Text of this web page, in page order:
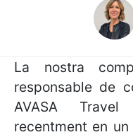
La nostra
responsable de
AVASA
recentment en